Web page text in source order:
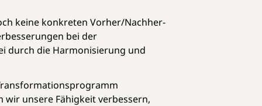
keine konkreten Vorher/Nachher-
bei der
durch die Harmonisierung und
unsere Fähigkeit verbessern,